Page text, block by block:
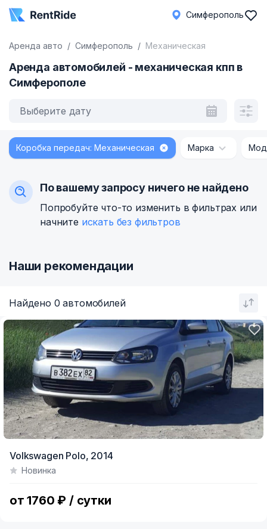
Симферополь
Аренда авто Симферополь Механическая
Аренда автомобилей - механическая кпп в
Симферополе
Выберите дату
Коробка передач: Механическая Марка
Найдено 0 автомобилей
По вашему запросу ничего не найдено
Попробуйте что-то изменить в фильтрах или
начните искать без фильтров
Наши рекомендации
Volkswagen Polo, 2014
Новинка
от 1760 ₽ / сутки